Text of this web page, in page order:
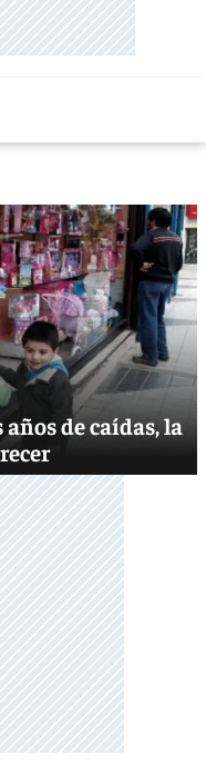
años de caídas, la